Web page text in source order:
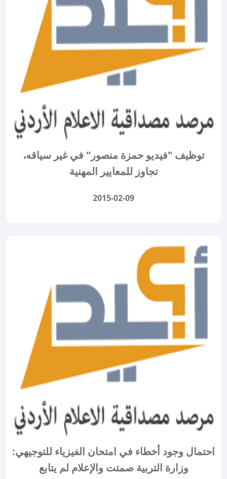
توظيف "فيديو حمزة منصور" في غير سياقه،
تجاوز للمعايير المهنية
2015-02-09
احتمال وجود أخطاء في امتحان الفيزياء للتوجيهي:
وزارة التربية صمتت والإعلام لم يتابع